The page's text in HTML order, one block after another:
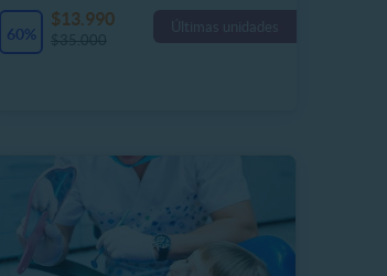
60% Últimas unidades
$13.990